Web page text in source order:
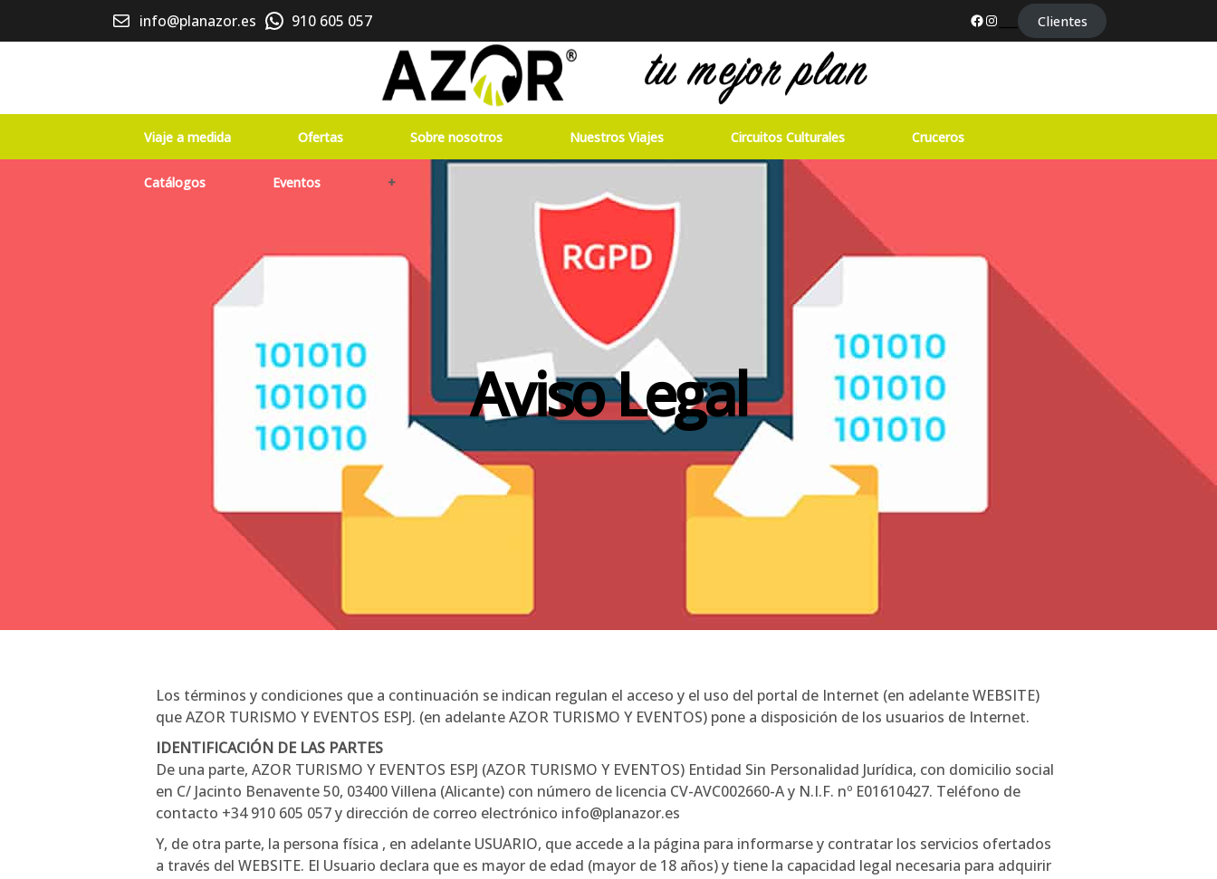
info@planazor.es 910 605 057 Facebook
Instagram
___ Clientes
Viaje a medida Ofertas Sobre nosotros Nuestros Viajes Circuitos Culturales Cruceros
Catálogos Eventos +
Aviso Legal
Los términos y condiciones que a continuación se indican regulan el acceso y el uso del portal de Internet (en adelante WEBSITE)
que AZOR TURISMO Y EVENTOS ESPJ. (en adelante AZOR TURISMO Y EVENTOS) pone a disposición de los usuarios de Internet.
IDENTIFICACIÓN DE LAS PARTES
De una parte, AZOR TURISMO Y EVENTOS ESPJ (AZOR TURISMO Y EVENTOS) Entidad Sin Personalidad Jurídica, con domicilio social
en C/ Jacinto Benavente 50, 03400 Villena (Alicante) con número de licencia CV-AVC002660-A y N.I.F. nº E01610427. Teléfono de
contacto +34 910 605 057 y dirección de correo electrónico info@planazor.es
Y, de otra parte, la persona física , en adelante USUARIO, que accede a la página para informarse y contratar los servicios ofertados
a través del WEBSITE. El Usuario declara que es mayor de edad (mayor de 18 años) y tiene la capacidad legal necesaria para adquirir